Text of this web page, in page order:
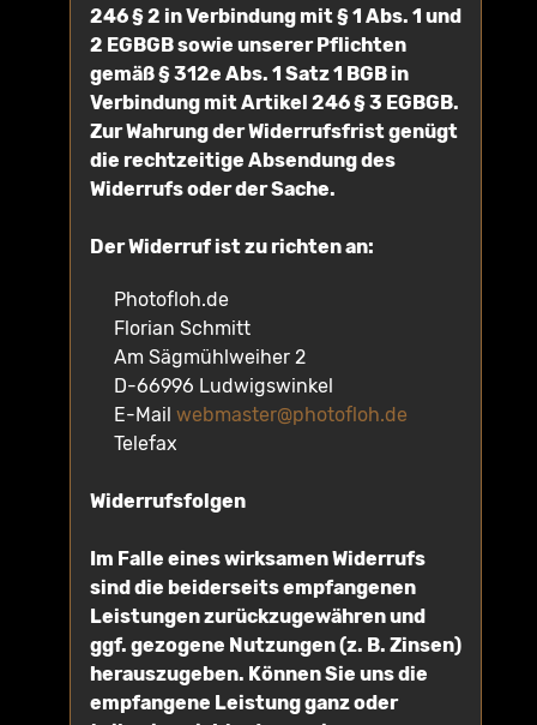
246 § 2 in Verbindung mit § 1 Abs. 1 und
2 EGBGB sowie unserer Pflichten
gemäß § 312e Abs. 1 Satz 1 BGB in
Verbindung mit Artikel 246 § 3 EGBGB.
Zur Wahrung der Widerrufsfrist genügt
die rechtzeitige Absendung des
Widerrufs oder der Sache.
Der Widerruf ist zu richten an:
Photofloh.de
Florian Schmitt
Am Sägmühlweiher 2
D-66996 Ludwigswinkel
E-Mail webmaster@photofloh.de
Telefax
Widerrufsfolgen
Im Falle eines wirksamen Widerrufs
sind die beiderseits empfangenen
Leistungen zurückzugewähren und
ggf. gezogene Nutzungen (z. B. Zinsen)
herauszugeben. Können Sie uns die
empfangene Leistung ganz oder